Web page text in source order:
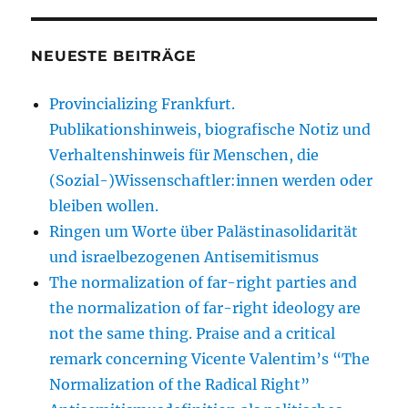
NEUESTE BEITRÄGE
Provincializing Frankfurt.
Publikationshinweis, biografische Notiz und
Verhaltenshinweis für Menschen, die
(Sozial-)Wissenschaftler:innen werden oder
bleiben wollen.
Ringen um Worte über Palästinasolidarität
und israelbezogenen Antisemitismus
The normalization of far-right parties and
the normalization of far-right ideology are
not the same thing. Praise and a critical
remark concerning Vicente Valentim’s “The
Normalization of the Radical Right”